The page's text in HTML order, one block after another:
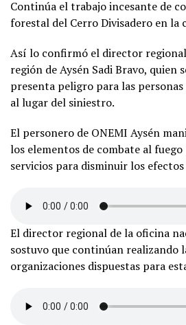
Continúa el trabajo incesante de
forestal del Cerro Divisadero en la
Así lo confirmó el director
región de Aysén Sadi Bravo, quien
presenta peligro para las personas
al lugar del siniestro.
El personero de ONEMI Aysén
los elementos de combate al
servicios para disminuir los
El director regional de la oficina
sostuvo que continúan realizando
organizaciones dispuestas para